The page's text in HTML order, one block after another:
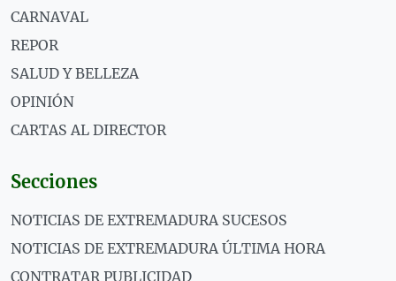
CARNAVAL
REPOR
SALUD Y BELLEZA
OPINIÓN
CARTAS AL DIRECTOR
Secciones
NOTICIAS DE EXTREMADURA SUCESOS
NOTICIAS DE EXTREMADURA ÚLTIMA HORA
CONTRATAR PUBLICIDAD